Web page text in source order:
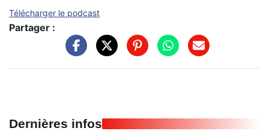
Télécharger le podcast
Partager :
Dernières infos